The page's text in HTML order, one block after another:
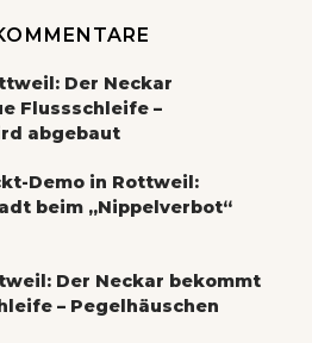
Der Neckar
Flussschleife –
abgebaut
Demo in Rottweil:
beim „Nippelverbot“
Der Neckar bekommt
– Pegelhäuschen